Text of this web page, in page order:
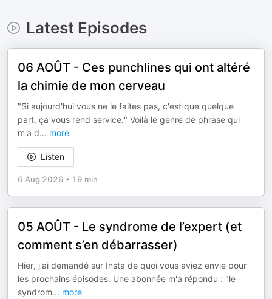
Latest Episodes
06 AOÛT - Ces punchlines qui ont altéré
la chimie de mon cerveau
"Si aujourd'hui vous ne le faites pas, c'est que quelque
part, ça vous rend service." Voilà le genre de phrase qui
m'a d... more
Listen
6 Aug 2026 • 19 min
05 AOÛT - Le syndrome de l’expert (et
comment s’en débarrasser)
Hier, j'ai demandé sur Insta de quoi vous aviez envie pour
les prochains épisodes. Une abonnée m'a répondu : "le
syndrom... more